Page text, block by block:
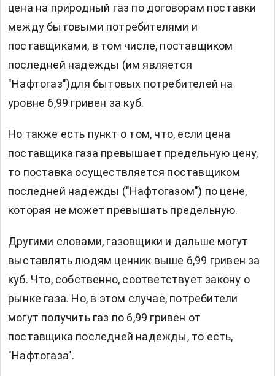
цена на природный газ по договорам поставки
между бытовыми потребителями и
поставщиками, в том числе, поставщиком
последней надежды (им является
"Нафтогаз")для бытовых потребителей на
уровне 6,99 гривен за куб.
Но также есть пункт о том, что, если цена
поставщика газа превышает предельную цену,
то поставка осуществляется поставщиком
последней надежды ("Нафтогазом") по цене,
которая не может превышать предельную.
Другими словами, газовщики и дальше могут
выставлять людям ценник выше 6,99 гривен за
куб. Что, собственно, соответствует закону о
рынке газа. Но, в этом случае, потребители
могут получить газ по 6,99 гривен от
поставщика последней надежды, то есть,
"Нафтогаза".